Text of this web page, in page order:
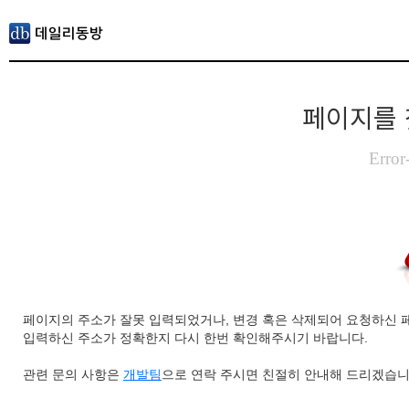
페이지를
페이지의 주소가 잘못 입력되었거나, 변경 혹은 삭제되어 요청하신
입력하신 주소가 정확한지 다시 한번 확인해주시기 바랍니다.
관련 문의 사항은 개발팀 으로 연락 주시면 친절히 안내해 드리겠습